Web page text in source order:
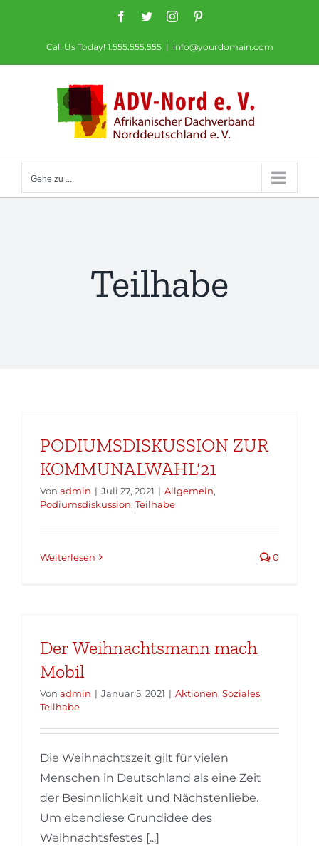
springen
Facebook
TwitterInstagram
Call Us Today! 1.555.555.555 | info@yourdomain.com
Gehe zu ...
Teilhabe
PODIUMSDISKUSSION ZUR
KOMMUNALWAHL‘21
Von admin | Juli 27, 2021 | Allgemein,
Podiumsdiskussion, Teilhabe
Weiterlesen 0
Der Weihnachtsmann mach
Mobil
Von admin | Januar 5, 2021 | Aktionen, Soziales,
Teilhabe
Die Weihnachtszeit gilt für vielen
Menschen in Deutschland als eine Zeit
der Besinnlichkeit und Nächstenliebe.
Um ebendiese Grundidee des
Weihnachtsfestes [...]